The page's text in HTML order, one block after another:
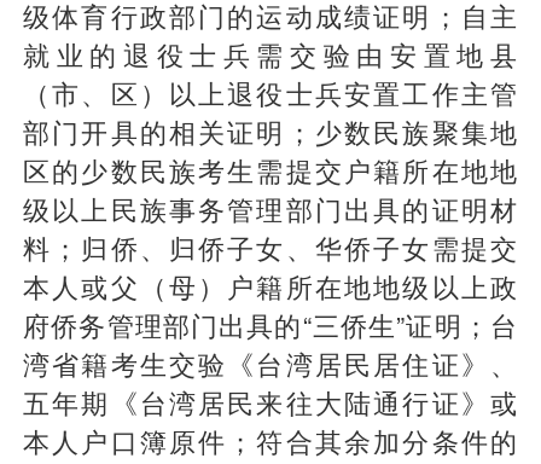
级体育行政部门的运动成绩证明；自主
就业的退役士兵需交验由安置地县
（市、区）以上退役士兵安置工作主管
部门开具的相关证明；少数民族聚集地
区的少数民族考生需提交户籍所在地地
级以上民族事务管理部门出具的证明材
料；归侨、归侨子女、华侨子女需提交
本人或父（母）户籍所在地地级以上政
府侨务管理部门出具的“三侨生”证明；台
湾省籍考生交验《台湾居民居住证》、
五年期《台湾居民来往大陆通行证》或
本人户口簿原件；符合其余加分条件的